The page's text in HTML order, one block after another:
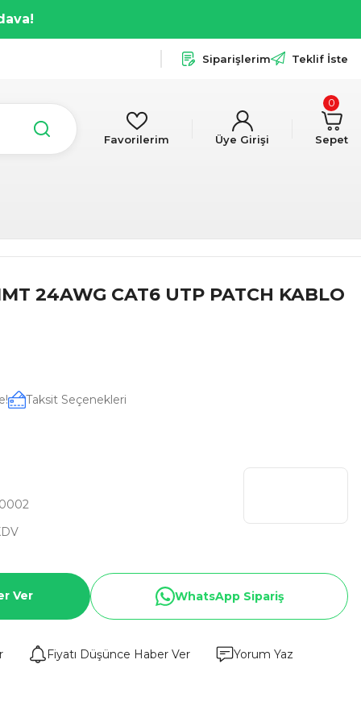
Siparişlerim Teklif İste
Favorilerim Üye Girişi Sepet
0
24AWG CAT6 UTP PATCH KABLO
Taksit Seçenekleri
Ver WhatsApp Sipariş
Fiyatı Düşünce Haber Ver Yorum Yaz